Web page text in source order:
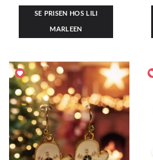
SE PRISEN HOS LILI
MARLEEN